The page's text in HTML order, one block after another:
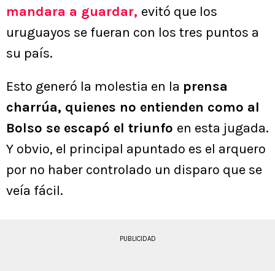
mandara a guardar, evitó que los
uruguayos se fueran con los tres puntos a
su país.
Esto generó la molestia en la prensa
charrúa, quienes no entienden como al
Bolso se escapó el triunfo en esta jugada.
Y obvio, el principal apuntado es el arquero
por no haber controlado un disparo que se
veía fácil.
PUBLICIDAD